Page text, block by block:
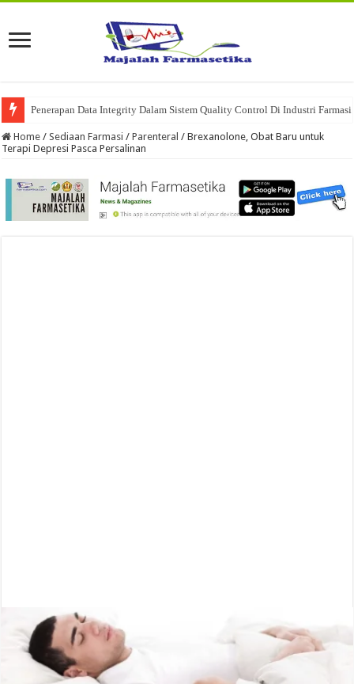
Penerapan Data Integrity Dalam Sistem Quality Control Di Industri Farmasi
Home / Sediaan Farmasi / Parenteral / Brexanolone, Obat Baru untuk
Terapi Depresi Pasca Persalinan